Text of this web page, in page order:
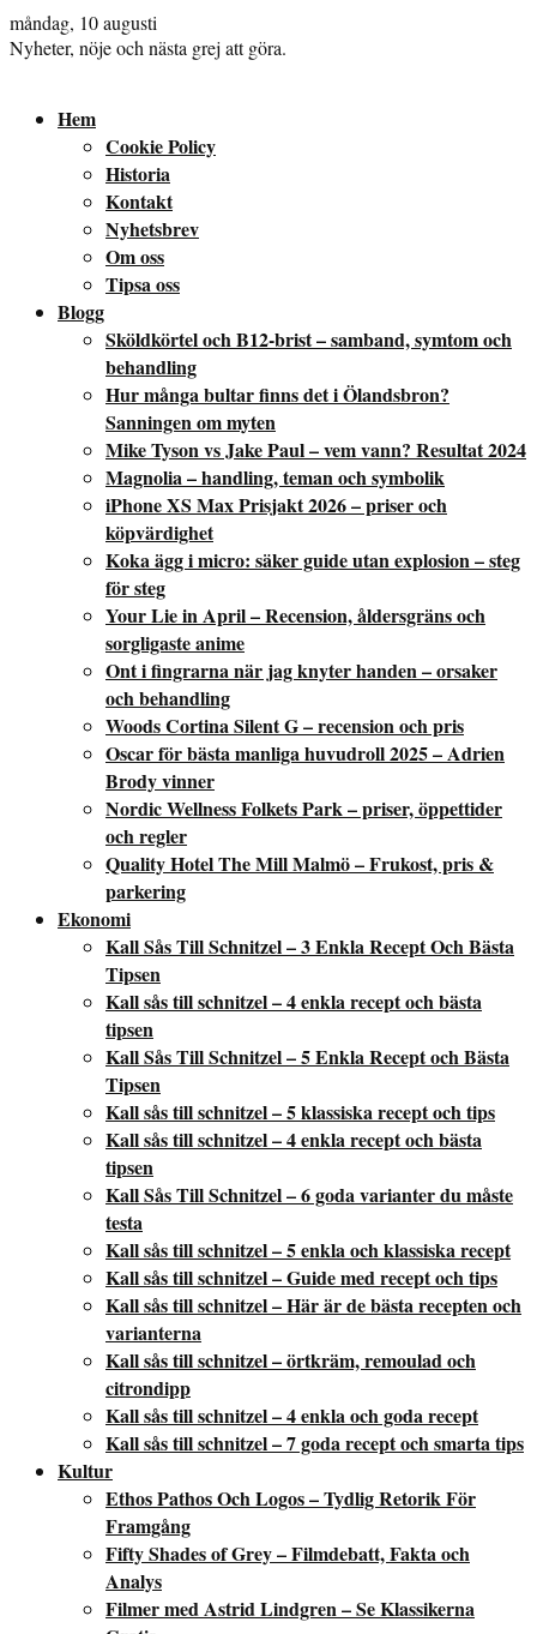
måndag, 10 augusti
Nyheter, nöje och nästa grej att göra.
Hem
Cookie Policy
Historia
Kontakt
Nyhetsbrev
Om oss
Tipsa oss
Blogg
Sköldkörtel och B12-brist – samband, symtom och
behandling
Hur många bultar finns det i Ölandsbron?
Sanningen om myten
Mike Tyson vs Jake Paul – vem vann? Resultat 2024
Magnolia – handling, teman och symbolik
iPhone XS Max Prisjakt 2026 – priser och
köpvärdighet
Koka ägg i micro: säker guide utan explosion – steg
för steg
Your Lie in April – Recension, åldersgräns och
sorgligaste anime
Ont i fingrarna när jag knyter handen – orsaker
och behandling
Woods Cortina Silent G – recension och pris
Oscar för bästa manliga huvudroll 2025 – Adrien
Brody vinner
Nordic Wellness Folkets Park – priser, öppettider
och regler
Quality Hotel The Mill Malmö – Frukost, pris &
parkering
Ekonomi
Kall Sås Till Schnitzel – 3 Enkla Recept Och Bästa
Tipsen
Kall sås till schnitzel – 4 enkla recept och bästa
tipsen
Kall Sås Till Schnitzel – 5 Enkla Recept och Bästa
Tipsen
Kall sås till schnitzel – 5 klassiska recept och tips
Kall sås till schnitzel – 4 enkla recept och bästa
tipsen
Kall Sås Till Schnitzel – 6 goda varianter du måste
testa
Kall sås till schnitzel – 5 enkla och klassiska recept
Kall sås till schnitzel – Guide med recept och tips
Kall sås till schnitzel – Här är de bästa recepten och
varianterna
Kall sås till schnitzel – örtkräm, remoulad och
citrondipp
Kall sås till schnitzel – 4 enkla och goda recept
Kall sås till schnitzel – 7 goda recept och smarta tips
Kultur
Ethos Pathos Och Logos – Tydlig Retorik För
Framgång
Fifty Shades of Grey – Filmdebatt, Fakta och
Analys
Filmer med Astrid Lindgren – Se Klassikerna